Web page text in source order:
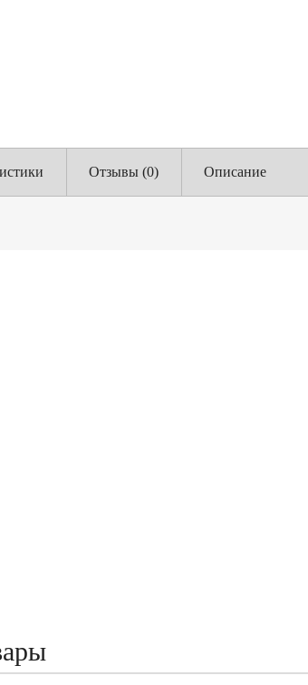
Отзывы (0) Описание